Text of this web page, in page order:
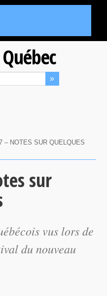
– NOTES SUR QUELQUES
sur
vus lors de
du nouveau